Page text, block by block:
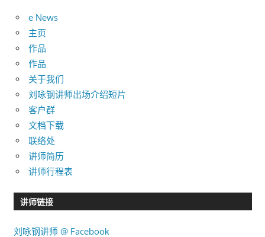
e News
主页
作品
作品
关于我们
刘咏钢讲师出场介绍短片
客户群
文档下载
联络处
讲师简历
讲师行程表
讲师链接
刘咏钢讲师 @ Facebook